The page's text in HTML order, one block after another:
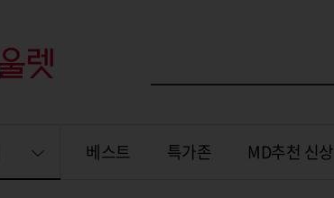
베스트 특가존 MD추천 신상